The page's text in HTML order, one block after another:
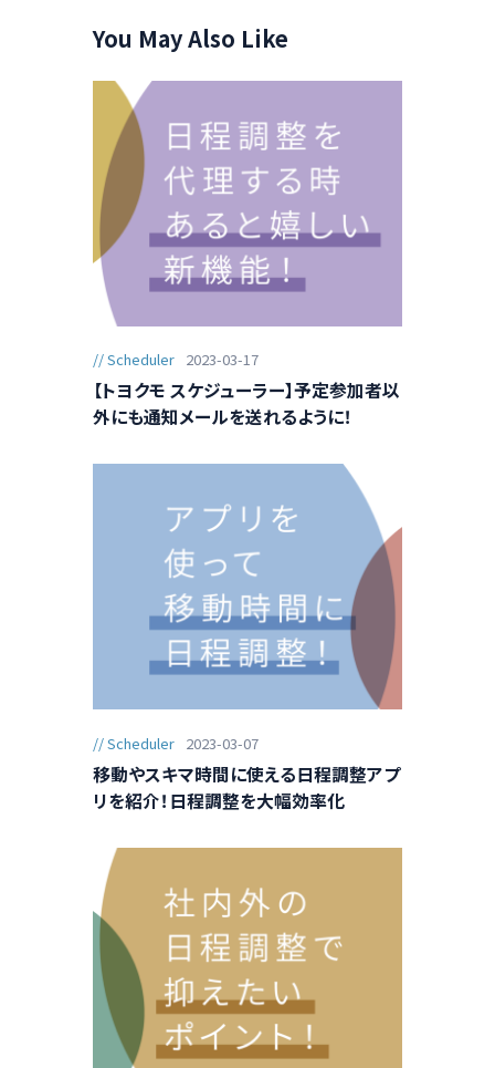
You May Also Like
Scheduler 2023-03-17
【トヨクモ スケジューラー】予定参加者以
外にも通知メールを送れるように！
Scheduler 2023-03-07
移動やスキマ時間に使える日程調整アプ
リを紹介！日程調整を大幅効率化